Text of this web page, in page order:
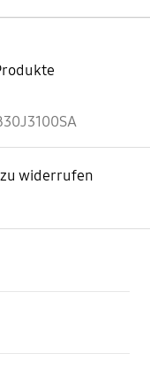
widerrufen